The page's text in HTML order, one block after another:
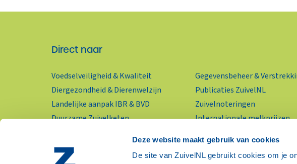
Deze website maakt gebruik van cookies
De site van ZuivelNL gebruikt cookies om je
Direct naar
Voedselveiligheid & Kwaliteit
Diergezondheid & Dierenwelzijn
Landelijke aanpak IBR & BVD
Duurzame Zuivelketen
RSS-feed
Gegevensbeheer &
Publicaties ZuivelNL
Zuivelnoteringen
Internationale melkprijzen
Zuivelproductie & Marktprijzen
Nieuwsbrieven ZuivelNL